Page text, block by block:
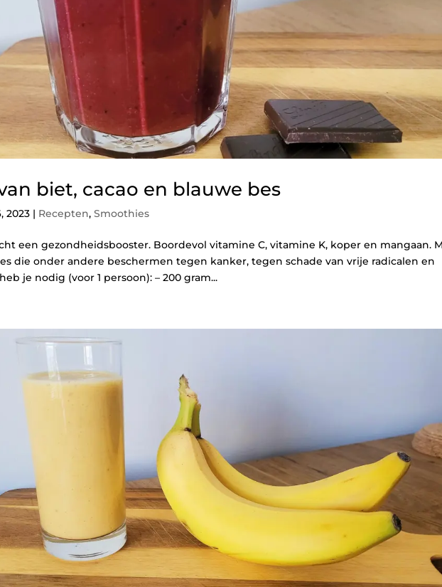
biet, cacao en blauwe bes
2023 | Recepten,Smoothies
een gezondheidsbooster. Boordevol vitamine C, vitamine K, koper en mangaan.
die onder andere beschermen tegen kanker, tegen schade van vrije radicalen en
je nodig (voor 1 persoon): – 200 gram...